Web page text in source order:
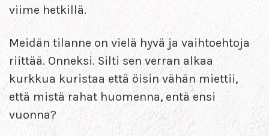
viime hetkillä.
Meidän tilanne on vielä hyvä ja vaihtoehtoja
riittää. Onneksi. Silti sen verran alkaa
kurkkua kuristaa että öisin vähän miettii,
että mistä rahat huomenna, entä ensi
vuonna?